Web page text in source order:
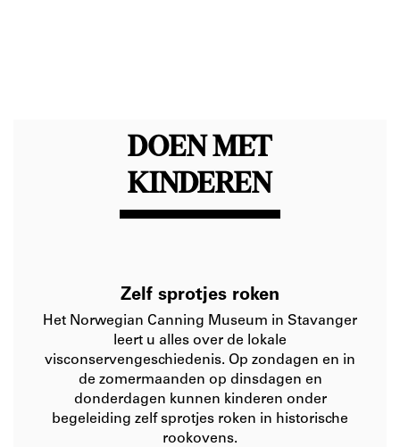
DOEN MET
KINDEREN
Zelf sprotjes roken
Het Norwegian Canning Museum in Stavanger
leert u alles over de lokale
visconservengeschiedenis. Op zondagen en in
de zomermaanden op dinsdagen en
donderdagen kunnen kinderen onder
begeleiding zelf sprotjes roken in historische
rookovens.